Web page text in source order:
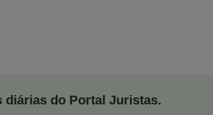
diárias do Portal Juristas.